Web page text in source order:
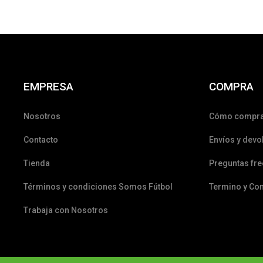
EMPRESA
Nosotros
Contacto
Tienda
Términos y condiciones Somos Fútbol
Trabaja con Nosotros
COMPRA
Cómo
Envíos y
Preguntas
Termino y